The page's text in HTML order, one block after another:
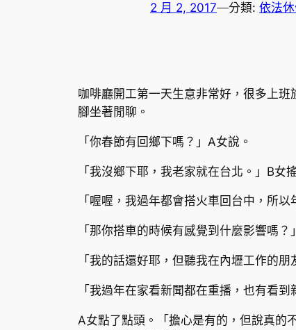
2 月 2, 2017—分類: 依法
咖啡廳開工第一天生意非常好，很多上
腳坐著閒聊。
「你春節有回鄉下嗎？」A女說。
「我沒鄉下耶，我老家就在台北。」B女
「喔喔，我過年都會搭火車回台中，所
「那你搭車的時候有感覺到什麼影響嗎？」
「我的話還好耶，但聽我在內壢工作的
「我過年在家看新聞都在重播，也有看
A女點了點頭。「擔心是有的，但說真的